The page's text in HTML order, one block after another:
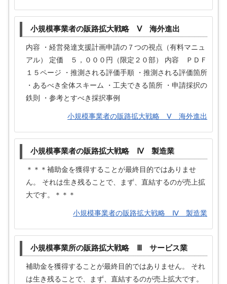
小規模事業者の販路拡大戦略 Ⅴ 海外進出
内容 ・経営発達支援計画申請の７つの視点（有料マニュ
アル） 定価 ５，０００円（限定２０部） 内容 ＰＤＦ
１５ページ ・推測される評価手順 ・推測される評価箇所
・あるべき全体スキーム ・工夫できる箇所 ・申請採択の
鉄則 ・参考とすべき採択事例
小規模事業者の販路拡大戦略 Ⅴ 海外進出
小規模事業者の販路拡大戦略 Ⅳ 製造業
＊＊＊補助金を獲得することが最終目的ではありませ
ん。 それは生き残ることで、まず、直結するのが売上拡
大です。＊＊＊
小規模事業者の販路拡大戦略 Ⅳ 製造業
小規模事業所の販路拡大戦略 Ⅲ サービス業
補助金を獲得することが最終目的ではありません。 それ
は生き残ることで、まず、直結するのが売上拡大です。